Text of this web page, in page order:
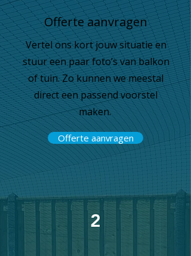
Offerte aanvragen
Vertel ons kort jouw situatie en
stuur een paar foto’s van balkon
of tuin. Zo kunnen we meestal
direct een passend voorstel
maken.
Offerte aanvragen
2